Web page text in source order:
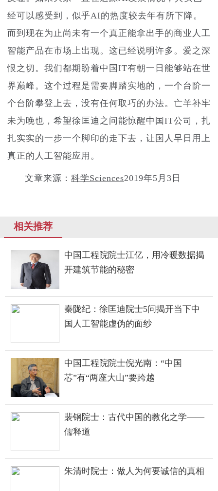
经可以感受到，似乎AI的热度较去年有所下降。
而到现在为止尚未有一个真正能拿出手的商业人工
智能产品在市场上出现。这已经说明许多。爱之深
恨之切。我们都期盼着中国IT有朝一日能够站在世
界巅峰。这个过程是需要脚踏实地的，一个台阶一
个台阶攀登上去，没有任何取巧的办法。亡羊补牢
未为晚也，希望徐匡迪之问能惊醒中国IT公司，扎
扎实实的一步一个脚印的走下去，让国人早日用上
真正的人工智能应用。
文章来源： 科学Sciences2019年5月3日
相关推荐
中国工程院院士江亿，用冷暖数据揭
开建筑节能的秘密
秦陇纪：徐匡迪院士5问揭开当下中
国人工智能虚伪的面纱
中国工程院院士倪光南：“中国
芯”有“两座大山”要跨越
裴钢院士：古代中国的教化之学——
儒释道
朱清时院士：做人为何要诚信的真相